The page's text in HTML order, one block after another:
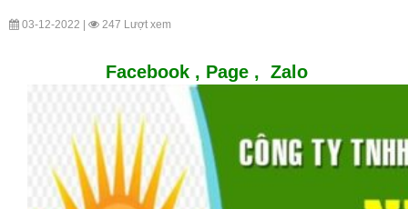
03-12-2022 | 247 Lượt xem
Facebook , Page , Zalo